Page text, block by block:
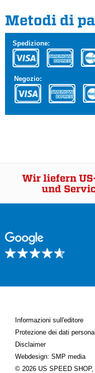
Metodi di
Spedizione:
Negozio:
Wir liefern
und
Informazioni sull'editore
Protezione dei dati
Disclaimer
Webdesign: SMP media
© 2026 US SPEED SHOP,